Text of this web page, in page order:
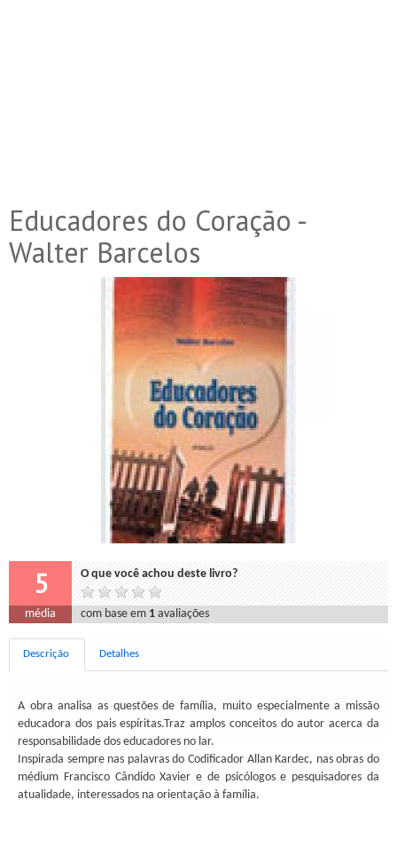
Educadores do Coração -
Walter Barcelos
5 O que você achou deste livro?
média com base em 1 avaliações
Descrição Detalhes
A obra analisa as questões de família, muito especialmente a missão
educadora dos pais espíritas.Traz amplos conceitos do autor acerca da
responsabilidade dos educadores no lar.
Inspirada sempre nas palavras do Codificador Allan Kardec, nas obras do
médium Francisco Cândido Xavier e de psicólogos e pesquisadores da
atualidade, interessados na orientação à família.